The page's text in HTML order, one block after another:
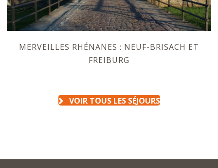
MERVEILLES RHÉNANES : NEUF-BRISACH ET
FREIBURG
VOIR TOUS LES SÉJOURS